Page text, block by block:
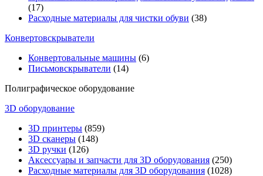
(17)
Расходные материалы для чистки обуви (38)
Конвертовскрыватели
Конвертовальные машины (6)
Письмовскрыватели (14)
Полиграфическое оборудование
3D оборудование
3D принтеры (859)
3D сканеры (148)
3D ручки (126)
Аксессуары и запчасти для 3D оборудования (250)
Расходные материалы для 3D оборудования (1028)